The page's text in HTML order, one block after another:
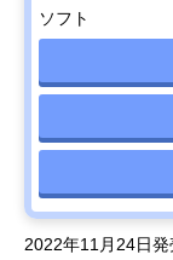
ソフト
2022年11月24日発